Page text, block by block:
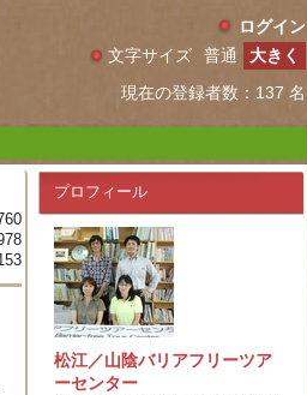
ログイン
現在の登録者数：137 名
文字サイズ 普通 大きく
プロフィール
松江／山陰バリアフリーツア
ーセンター